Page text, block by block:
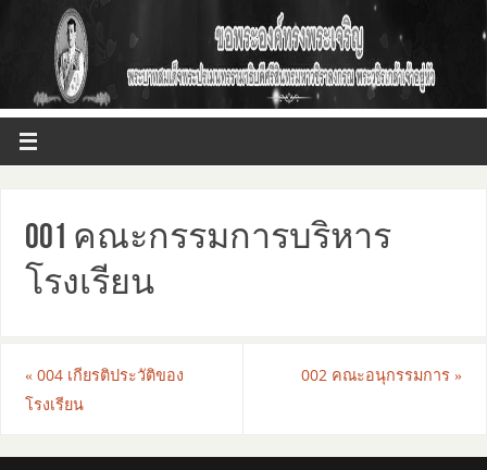
001 คณะกรรมการบริหาร
โรงเรียน
«004 เกียรติประวัติของ
โรงเรียน
002 คณะอนุกรรมการ»